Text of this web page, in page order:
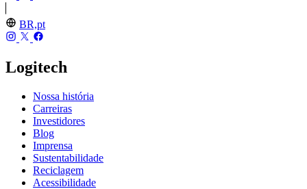
BR,pt
Logitech
Nossa história
Carreiras
Investidores
Blog
Imprensa
Sustentabilidade
Reciclagem
Acessibilidade